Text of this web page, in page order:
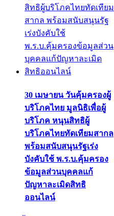
30 เมษายน วันคุ้มครองผู้
บริโภคไทย มูลนิธิเพื่อผู้
บริโภค หนุนสิทธิผู้
บริโภคไทยทัดเทียมสากล
พร้อมสนับสนุนรัฐเร่ง
บังคับใช้ พ.ร.บ.คุ้มครอง
ข้อมูลส่วนบุคคลแก้
ปัญหาละเมิดสิทธิ
ออนไลน์